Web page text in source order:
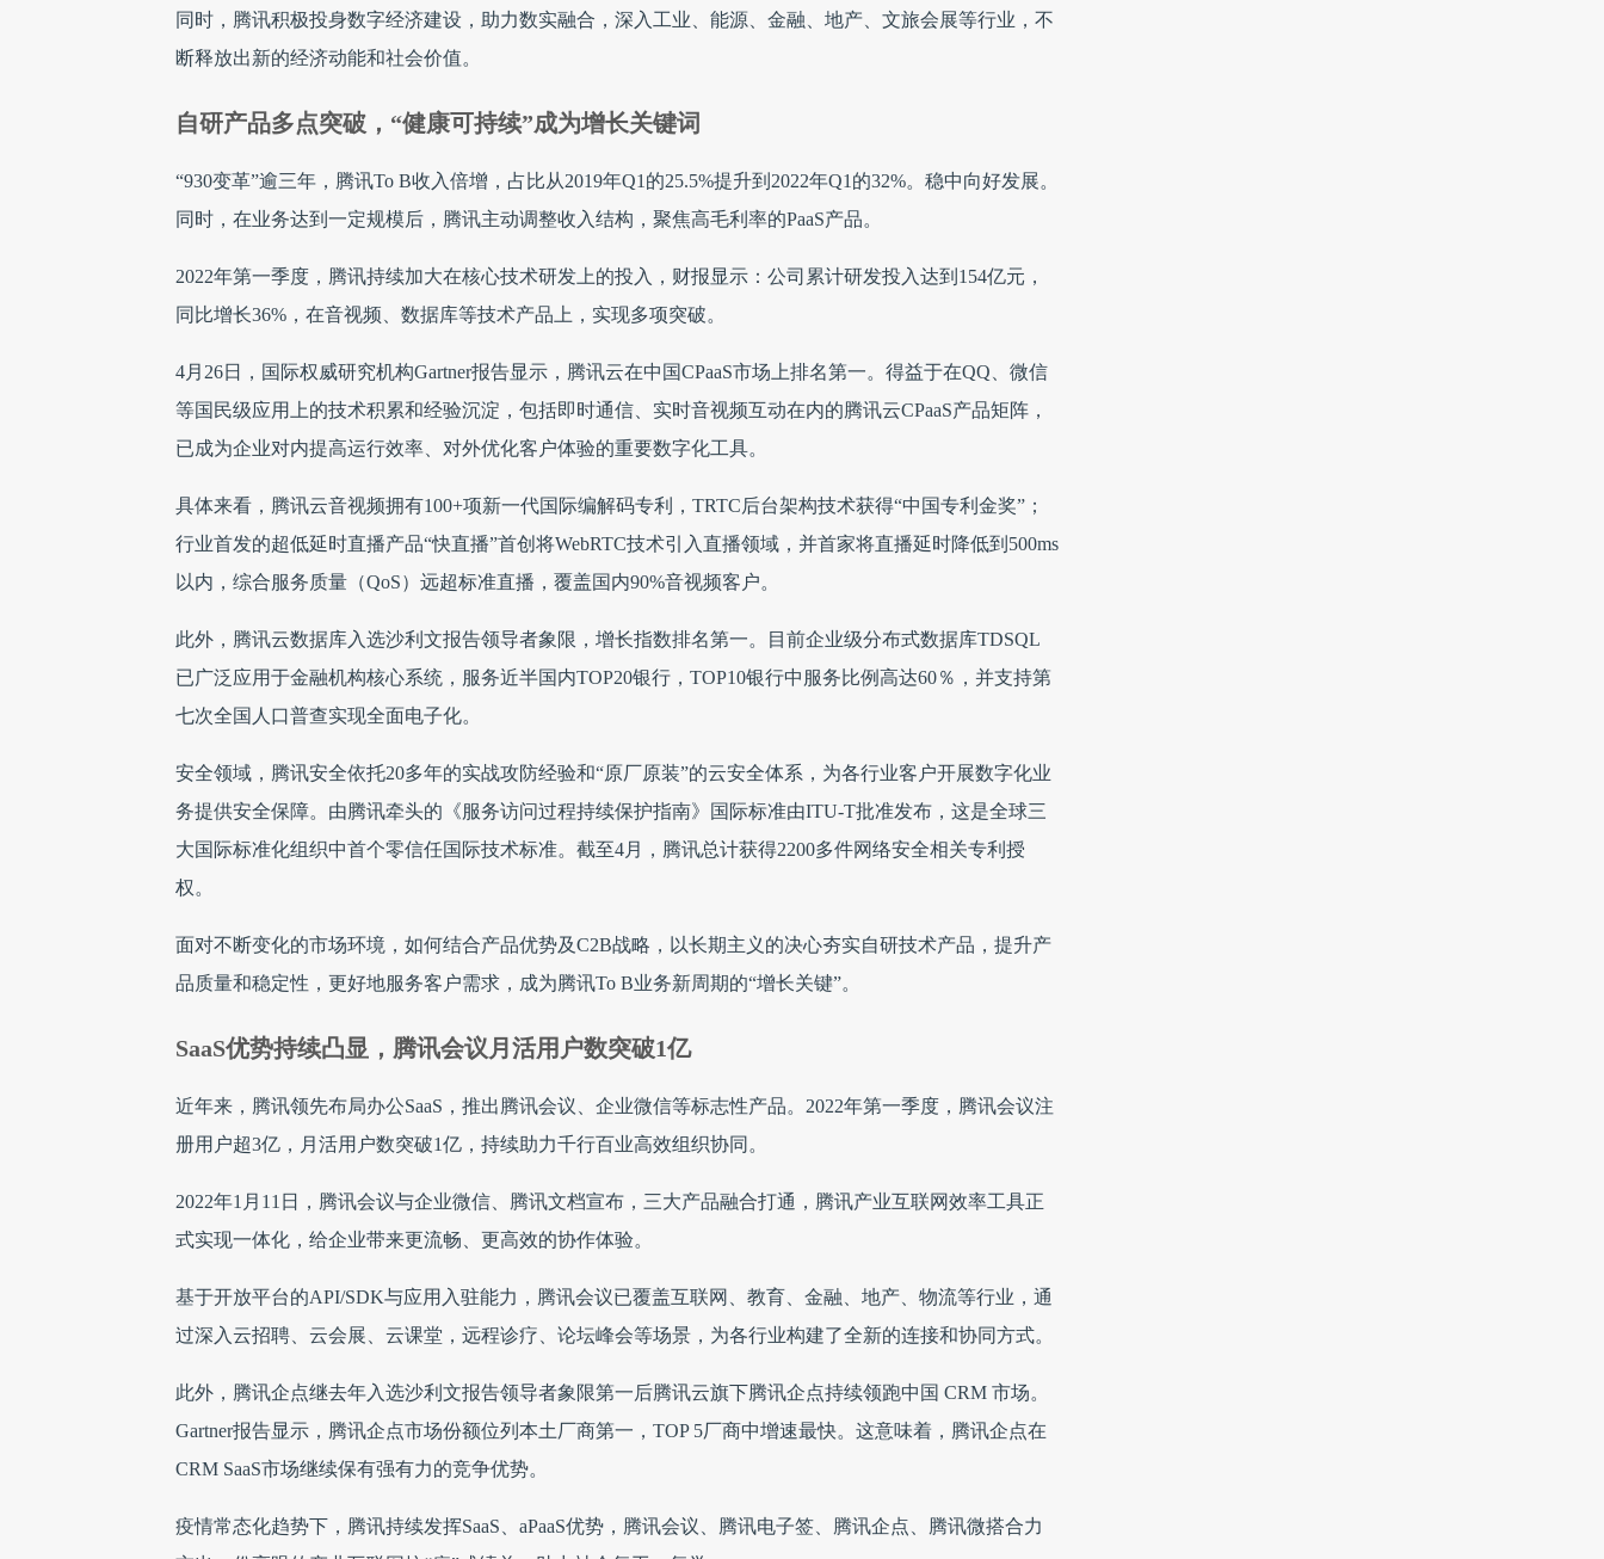
同时，腾讯积极投身数字经济建设，助力数实融合，深入工业、能源、金融、地产、文旅会展等行业，不
断释放出新的经济动能和社会价值。
自研产品多点突破，“健康可持续”成为增长关键词
“930变革”逾三年，腾讯To B收入倍增，占比从2019年Q1的25.5%提升到2022年Q1的32%。稳中向好发展。
同时，在业务达到一定规模后，腾讯主动调整收入结构，聚焦高毛利率的PaaS产品。
2022年第一季度，腾讯持续加大在核心技术研发上的投入，财报显示：公司累计研发投入达到154亿元，
同比增长36%，在音视频、数据库等技术产品上，实现多项突破。
4月26日，国际权威研究机构Gartner报告显示，腾讯云在中国CPaaS市场上排名第一。得益于在QQ、微信
等国民级应用上的技术积累和经验沉淀，包括即时通信、实时音视频互动在内的腾讯云CPaaS产品矩阵，
已成为企业对内提高运行效率、对外优化客户体验的重要数字化工具。
具体来看，腾讯云音视频拥有100+项新一代国际编解码专利，TRTC后台架构技术获得“中国专利金奖”；
行业首发的超低延时直播产品“快直播”首创将WebRTC技术引入直播领域，并首家将直播延时降低到500ms
以内，综合服务质量（QoS）远超标准直播，覆盖国内90%音视频客户。
此外，腾讯云数据库入选沙利文报告领导者象限，增长指数排名第一。目前企业级分布式数据库TDSQL
已广泛应用于金融机构核心系统，服务近半国内TOP20银行，TOP10银行中服务比例高达60％，并支持第
七次全国人口普查实现全面电子化。
安全领域，腾讯安全依托20多年的实战攻防经验和“原厂原装”的云安全体系，为各行业客户开展数字化业
务提供安全保障。由腾讯牵头的《服务访问过程持续保护指南》国际标准由ITU-T批准发布，这是全球三
大国际标准化组织中首个零信任国际技术标准。截至4月，腾讯总计获得2200多件网络安全相关专利授
权。
面对不断变化的市场环境，如何结合产品优势及C2B战略，以长期主义的决心夯实自研技术产品，提升产
品质量和稳定性，更好地服务客户需求，成为腾讯To B业务新周期的“增长关键”。
SaaS优势持续凸显，腾讯会议月活用户数突破1亿
近年来，腾讯领先布局办公SaaS，推出腾讯会议、企业微信等标志性产品。2022年第一季度，腾讯会议注
册用户超3亿，月活用户数突破1亿，持续助力千行百业高效组织协同。
2022年1月11日，腾讯会议与企业微信、腾讯文档宣布，三大产品融合打通，腾讯产业互联网效率工具正
式实现一体化，给企业带来更流畅、更高效的协作体验。
基于开放平台的API/SDK与应用入驻能力，腾讯会议已覆盖互联网、教育、金融、地产、物流等行业，通
过深入云招聘、云会展、云课堂，远程诊疗、论坛峰会等场景，为各行业构建了全新的连接和协同方式。
此外，腾讯企点继去年入选沙利文报告领导者象限第一后腾讯云旗下腾讯企点持续领跑中国 CRM 市场。
Gartner报告显示，腾讯企点市场份额位列本土厂商第一，TOP 5厂商中增速最快。这意味着，腾讯企点在
CRM SaaS市场继续保有强有力的竞争优势。
疫情常态化趋势下，腾讯持续发挥SaaS、aPaaS优势，腾讯会议、腾讯电子签、腾讯企点、腾讯微搭合力